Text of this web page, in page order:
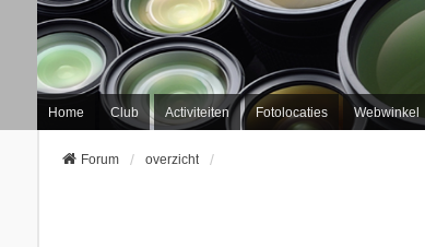
Home Club Activiteiten Fotolocaties Webwinkel
Forum overzicht